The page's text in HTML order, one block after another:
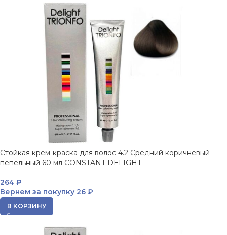
Стойкая крем-краска для волос 4.2 Средний коричневый
пепельный 60 мл CONSTANT DELIGHT
264 ₽
Вернем за покупку 26 ₽
В КОРЗИНУ